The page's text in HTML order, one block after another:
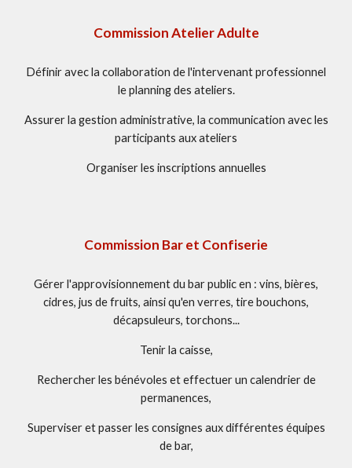
Commission Atelier Adulte
Définir avec la collaboration de l'intervenant professionnel
le planning des ateliers.
Assurer la gestion administrative, la communication avec les
participants aux ateliers
Organiser les inscriptions annuelles
Commission Bar et Confiserie
Gérer l'approvisionnement du bar public en : vins, bières,
cidres, jus de fruits, ainsi qu'en verres, tire bouchons,
décapsuleurs, torchons...
Tenir la caisse,
Rechercher les bénévoles et effectuer un calendrier de
permanences,
Superviser et passer les consignes aux différentes équipes
de bar,